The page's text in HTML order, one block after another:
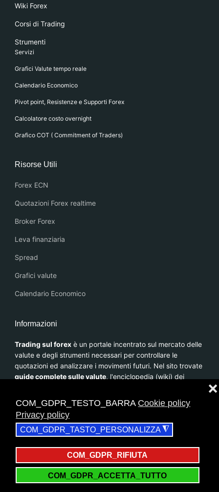
COM_GDPR_TESTO_BARRA Cookie policy
Privacy policy
COM_GDPR_TASTO_PERSONALIZZA ◮
COM_GDPR_RIFIUTA
COM_GDPR_ACCETTA_TUTTO
❌
Wiki Forex
Corsi di Trading
Strumenti
Servizi
Grafici Valute tempo reale
Calendario Economico
Pivot point, Resistenze e Supporti Forex
Calcolatore costo overnight
Grafico COT ( Commitment of Traders)
Risorse Utili
Forex ECN
Quotazioni Forex realtime
Broker Forex
Leva finanziaria
Spread
Grafici valute
Calendario Economico
Informazioni
Trading sul forex è un portale incentrato sul mercato delle
valute e degli strumenti necessari per controllare le
quotazioni ed analizzare i movimenti futuri. Nel sito trovate
guide complete sulle valute, l'enciclopedia (wiki) dei
che presenta la posizione dei
fondi ed istituzionali sui cross valutari utili per capire come
sono posizionati nel breve e medio periodo.
© 2026 Forex Trading. E' vietata qualsiasi duplicazione e plagio
del sito.Privacy Policy|Cookie Policy